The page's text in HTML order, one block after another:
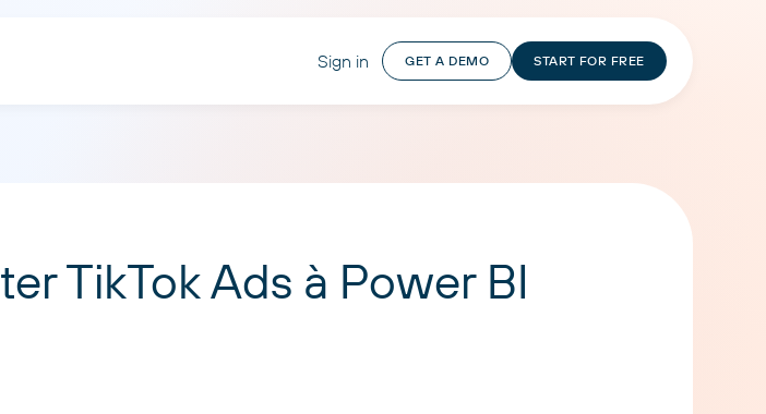
Sign in GET A DEMO START FOR FREE
TikTok Ads à Power BI